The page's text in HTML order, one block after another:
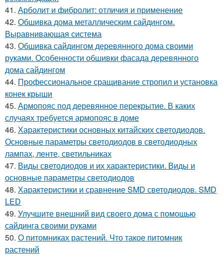
41. Арболит и фибролит: отличия и применение
42. Обшивка дома металлическим сайдингом.
Выравнивающая система
43. Обшивка сайдингом деревянного дома своими
руками. Особенности обшивки фасада деревянного
дома сайдингом
44. Профессиональное сращивание стропил и установка
конек крыши
45. Армопояс под деревянное перекрытие. В каких
случаях требуется армопояс в доме
46. Характеристики основных китайских светодиодов.
Основные параметры светодиодов в светодиодных
лампах, ленте, светильниках
47. Виды светодиодов и их характеристики. Виды и
основные параметры светодиодов
48. Характеристики и сравнение SMD светодиодов. SMD
LED
49. Улучшите внешний вид своего дома с помощью
сайдинга своими руками
50. О питомниках растений. Что такое питомник
растений